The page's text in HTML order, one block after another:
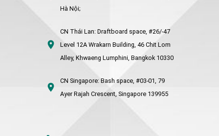
Hà Nội;
CN Thái Lan: Draftboard space, #26/-47
Level 12A Wrakarn Building, 46 Chit Lom
Alley, Khwaeng Lumphini, Bangkok 10330
CN Singapore: Bash space, #03-01, 79
Ayer Rajah Crescent, Singapore 139955